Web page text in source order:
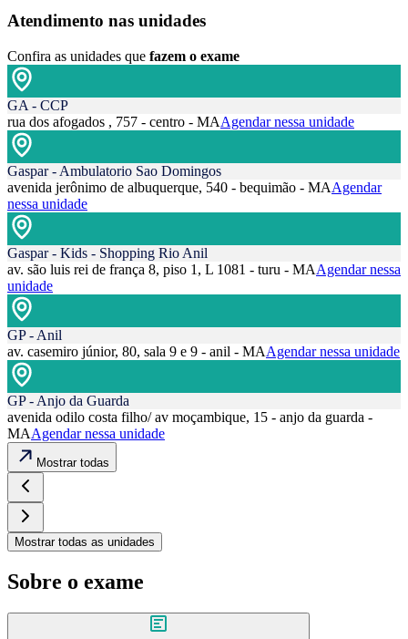
Atendimento nas unidades
Confira as unidades que fazem o exame
GA - CCP
rua dos afogados , 757 - centro - MAAgendar nessa unidade
Gaspar - Ambulatorio Sao Domingos
avenida jerônimo de albuquerque, 540 - bequimão - MAAgendar
nessa unidade
Gaspar - Kids - Shopping Rio Anil
av. são luis rei de frança 8, piso 1, L 1081 - turu - MAAgendar nessa
unidade
GP - Anil
av. casemiro júnior, 80, sala 9 e 9 - anil - MAAgendar nessa unidade
GP - Anjo da Guarda
avenida odilo costa filho/ av moçambique, 15 - anjo da guarda -
MAAgendar nessa unidade
Mostrar todas
Mostrar todas as unidades
Sobre o exame